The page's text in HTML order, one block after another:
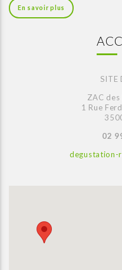
En savoir plus
SITE
ZAC des
1 Rue
02
degustation-